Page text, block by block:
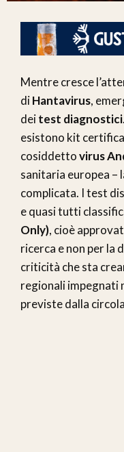
Mentre cresce
diHantavirus,
deitest diagnostici
esistono kit
cosiddettovirus
sanitaria europea –
complicata. I test
e quasi tutti
Only), cioè
ricerca e non per la
criticità che sta
regionali
previste dalla